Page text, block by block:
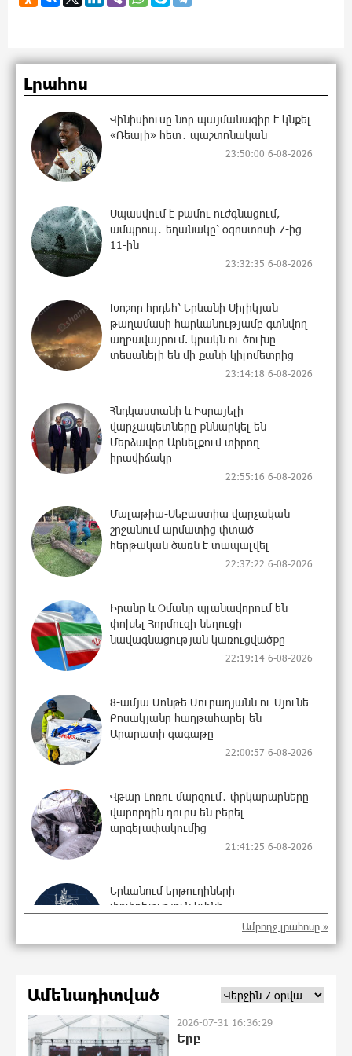
Լրահոս
Վինիսիուսը նոր պայմանագիր է կնքել
«Ռեալի» հետ․ պաշտոնական
23:50:00 6-08-2026
Սպասվում է քամու ուժգնացում,
ամպրոպ․ եղանակը՝ օգոստոսի 7-ից
11-ին
23:32:35 6-08-2026
Խոշոր հրդեհ՝ Երևանի Սիլիկյան
թաղամասի հարևանությամբ գտնվող
աղբավայրում. կրակն ու ծուխը
տեսանելի են մի քանի կիլոմետրից
23:14:18 6-08-2026
Հնդկաստանի և Իսրայելի
վարչապետները քննարկել են
Մերձավոր Արևելքում տիրող
իրավիճակը
22:55:16 6-08-2026
Մալաթիա-Սեբաստիա վարչական
շրջանում արմատից փտած
հերթական ծառն է տապալվել
22:37:22 6-08-2026
Իրանը և Օմանը պլանավորում են
փոխել Հորմուզի նեղուցի
նավագնացության կառուցվածքը
22:19:14 6-08-2026
8-ամյա Մոնթե Մուրադյանն ու Սյունե
Քոսակյանը հաղթահարել են
Արարատի գագաթը
22:00:57 6-08-2026
Վթար Լոռու մարզում․ փրկարարները
վարորդին դուրս են բերել
արգելափակումից
21:41:25 6-08-2026
Երևանում երթուղիների
փոփոխություն կլինի
21:23:57 6-08-2026
Օգոստոսի 7-ին՝ Գարեգին Բ Ամենայն
Հայոց Կաթողիկոսի դատական նիստը
21:11:27 6-08-2026
Ամբողջ լրահոսը »
Ամենադիտված
2026-07-31 16:36:29
Երբ